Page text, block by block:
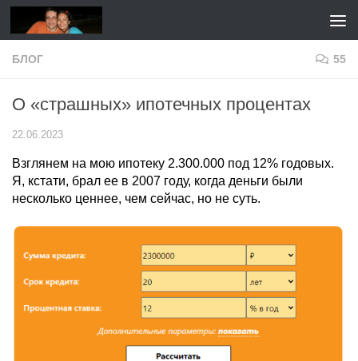
Перейти к содержимому
БЛОГ 55
О «страшных» ипотечных процентах
22.06.2023
Взглянем на мою ипотеку 2.300.000 под 12% годовых.
Я, кстати, брал ее в 2007 году, когда деньги были
несколько ценнее, чем сейчас, но не суть.